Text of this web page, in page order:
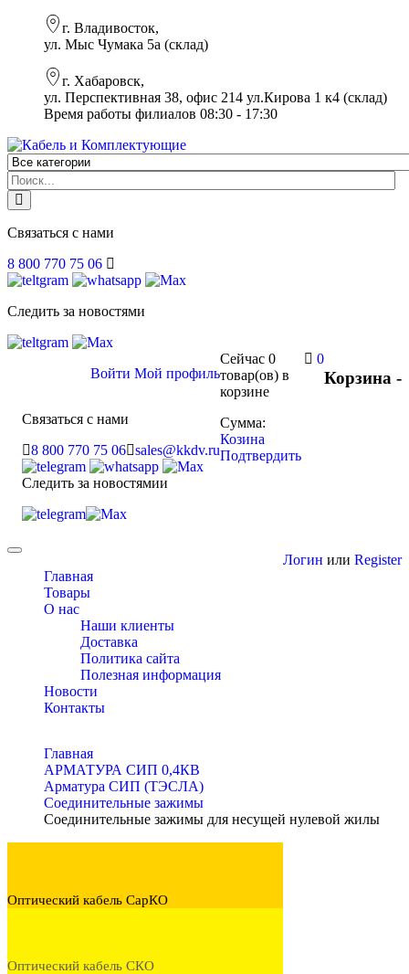
г. Владивосток,
ул. Мыс Чумака 5а (склад)
г. Хабаровск,
ул. Перспективная 38, офис 214 ул.Кирова 1 к4 (склад)
Время работы филиалов 08:30 - 17:30
Связаться с нами
8 800 770 75 06
Следить за новостями
Корзина -
0
Сейчас 0
товар(ов) в
корзине
Сумма:
Козина
Подтвердить
Войти Мой профиль
Связаться с нами
8 800 770 75 06 sales@kkdv.ru
Следить за новостямии
Toggle
navigationГлавная
Товары
О нас
Наши клиенты
Доставка
Политика сайта
Полезная информация
Новости
Контакты
Логин или Register
Главная
АРМАТУРА СИП 0,4КВ
Арматура СИП (ТЭСЛА)
Соединительные зажимы
Соединительные зажимы для несущей нулевой жилы
Оптический кабель СарКО
Оптический кабель СКО